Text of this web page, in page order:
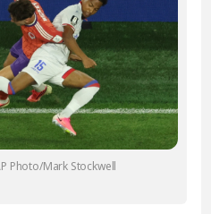
Photo/Mark Stockwell